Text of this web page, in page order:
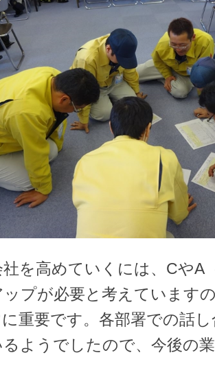
社を高めていくには、CやA
ップが必要と考えています
重要です。各部署での話
ようでしたので、今後の